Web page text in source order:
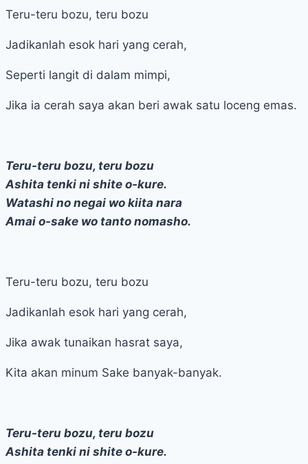
Teru-teru bozu, teru bozu
Jadikanlah esok hari yang cerah,
Seperti langit di dalam mimpi,
Jika ia cerah saya akan beri awak satu loceng emas.
Teru-teru bozu, teru bozu
Ashita tenki ni shite o-kure.
Watashi no negai wo kiita nara
Amai o-sake wo tanto nomasho.
Teru-teru bozu, teru bozu
Jadikanlah esok hari yang cerah,
Jika awak tunaikan hasrat saya,
Kita akan minum Sake banyak-banyak.
Teru-teru bozu, teru bozu
Ashita tenki ni shite o-kure.